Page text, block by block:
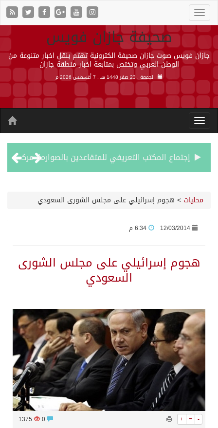
صحيفة جازان فويس
جازان فويس صوت جازان صحيفة الكترونية تهتم بنقل اخبار متنوعة من
الوطن العربي وتختص بمتابعة اخبار منطقة جازان
الجمعة , 23 صفر 1448 هـ , 7 أغسطس 2026 م
إجتماع المكتب التعريفي للمتقاعدين بالصوارمة-مركز الحكامية
الاحتلال يهدم محالاً تجارية في مخيم قلنديا ويعتقل 11 فلسطينياً بالضفة
«الصحة العالمية» تحذر: إيبولا يتسارع في الكونغو ويتجاوز قدرات الاستجابة
«لدينا كميات هائلة».. ترامب يرد على تقارير نفاد الصواريخ الدقيقة بعد حرب إيران والبنتاغون يلتزم الصمت
مركز “استدامة” بجازان يستعرض نظم وتقنيات الري الزراعية
أمير منطقة جازان يكرّم ثلاثة مواطنين لتبرعهم بأجزاء من أعضائهم
محليات > هجوم إسرائيلي على مجلس الشورى السعودي
12/03/2014
هجوم إسرائيلي على مجلس الشورى
السعودي
+ = -
1375